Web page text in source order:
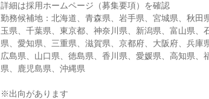
詳細は採用ホームページ（募集要項）を確認
勤務候補地：北海道、青森県、岩手県、宮城県、秋
玉県、千葉県、東京都、神奈川県、新潟県、富山県
県、愛知県、三重県、滋賀県、京都府、大阪府、兵庫
広島県、山口県、徳島県、香川県、愛媛県、高知県
県、鹿児島県、沖縄県
※出向があります